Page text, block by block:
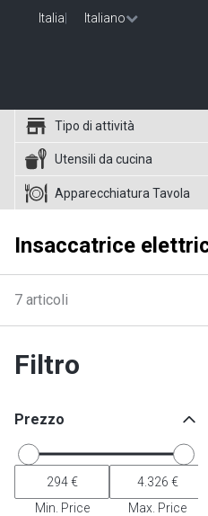
Italia Italiano
Tipo di attività
Utensili da cucina
Apparecchiatura Tavola
Insaccatrice
7 articoli
Filtro
Prezzo
Min. Price Max. Price